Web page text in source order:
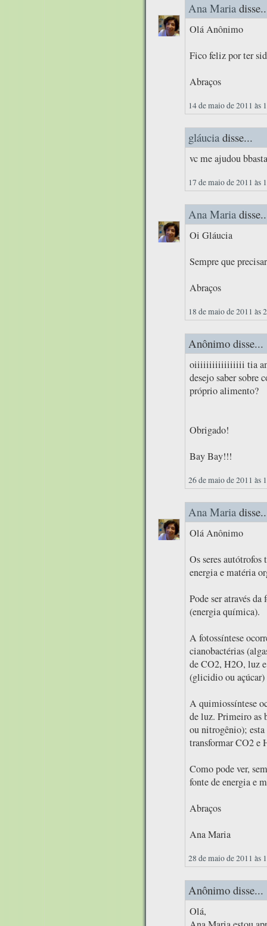
Ana Maria
Olá Anônimo
Fico feliz por ter
Abraços
14 de maio de 2011 às
gláucia disse...
vc me ajudou
17 de maio de 2011 às
Ana Maria
Oi Gláucia
Sempre que
Abraços
18 de maio de 2011 às
Anônimo disse...
oiiiiiiiiiiiiiiiii tia
desejo saber sobre
próprio alimento?
Obrigado!
Bay Bay!!!
26 de maio de 2011 às
Ana Maria
Olá Anônimo
Os seres
energia e matéria
Pode ser através
(energia química).
A fotossíntese
cianobactérias
de CO2, H2O, luz
(glicidio ou açúcar)
A quimiossíntese
de luz. Primeiro as
ou nitrogênio); esta
transformar CO2 e
Como pode ver,
fonte de energia e
Abraços
Ana Maria
28 de maio de 2011 às
Anônimo disse...
Olá,